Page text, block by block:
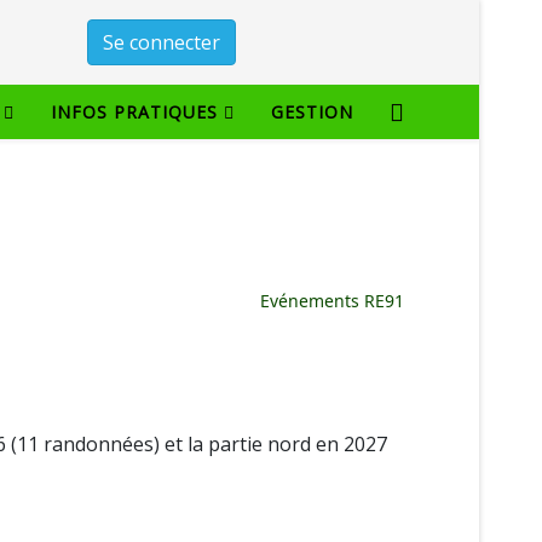
Se connecter
INFOS PRATIQUES
GESTION
Evénements RE91
(11 randonnées) et la partie nord en 2027